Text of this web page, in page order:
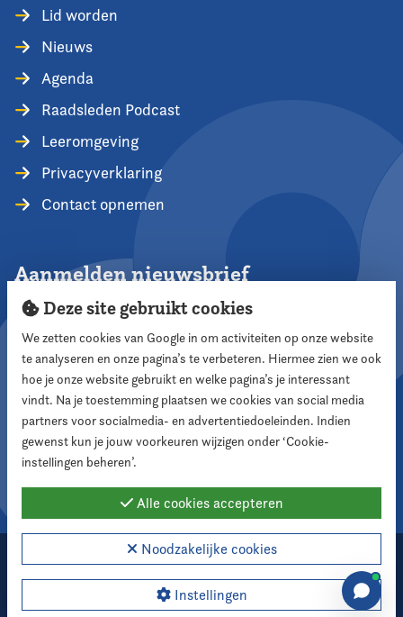
Lid worden
Nieuws
Agenda
Raadsleden Podcast
Leeromgeving
Privacyverklaring
Contact opnemen
Aanmelden nieuwsbrief
Aanmelden
Volg ons
2026 Nederlandse Vereniging voor Raadsleden
Cookie instellingen
Deze site gebruikt cookies
We zetten cookies van Google in om activiteiten op onze website
te analyseren en onze pagina’s te verbeteren. Hiermee zien we ook
hoe je onze website gebruikt en welke pagina’s je interessant
vindt. Na je toestemming plaatsen we cookies van social media
partners voor socialmedia- en advertentiedoeleinden. Indien
gewenst kun je jouw voorkeuren wijzigen onder ‘Cookie-
instellingen beheren’.
Alle cookies accepteren
Noodzakelijke cookies
Instellingen